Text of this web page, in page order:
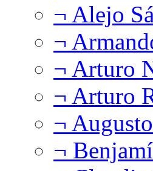
¬ Alejo
¬
¬ Arturo
¬ Arturo
¬
¬